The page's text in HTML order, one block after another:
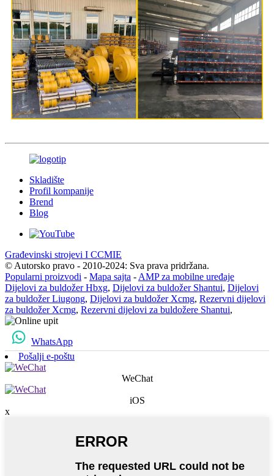
Skladište
Profil kompanije
Brend
Blog
Građevinski strojevi I CCMIE
© Autorsko pravo - 2010-2024: Sva prava pridržana.
Popularni proizvodi - Mapa sajta - AMP za mobilne uređaje
Dijelovi za buldožer Hbxg, Dijelovi za buldožer Shantui, Dijelovi
za buldožer Liugong, Dijelovi za buldožer Xcmg, Rezervni dijelovi
za buldožer Xcmg, Rezervni dijelovi za buldožere Shantui,
WhatsApp
Pošalji e-poštu
WeChat
iOS
x